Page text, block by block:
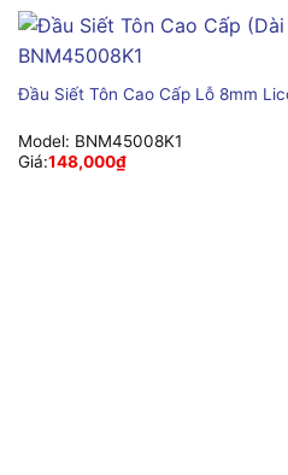
Đầu Siết Tôn Cao Cấp Lỗ 8mm
Model: BNM45008K1
Giá:148,000₫